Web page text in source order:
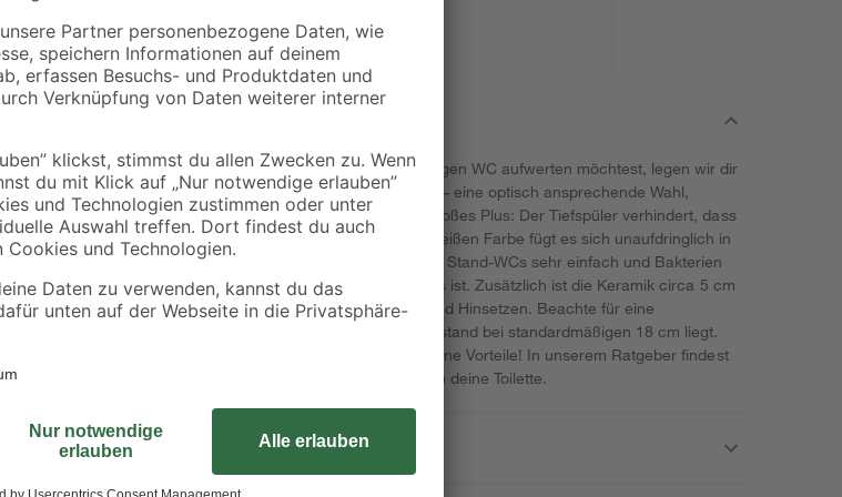
Wenn du dein Badezimmer mit einem hochwertigen WC aufwerten möchtest, legen wir dir
das Wand-WC 'Cozy' von sanicomfort ans Herz – eine optisch ansprechende Wahl,
besonders für einen nostalgischen Touch! Ein großes Plus: Der Tiefspüler verhindert, dass
sich unangenehme Gerüche bilden. Dank der weißen Farbe fügt es sich unaufdringlich in
die Einrichtung ein. Zudem ist die Reinigung des Stand-WCs sehr einfach und Bakterien
können sich nicht festsetzen, weil es spülrandlos ist. Zusätzlich ist die Keramik circa 5 cm
erhöht und erleichtert dadurch das Aufstehen und Hinsetzen. Beachte für eine
problemlose Montage, dass der Befestigungsabstand bei standardmäßigen 18 cm liegt.
Hol dir jetzt dieses Stand-WC und genieße all seine Vorteile! In unserem Ratgeber findest
du viele wervolle Tipps zu allen Themen rund um deine Toilette.